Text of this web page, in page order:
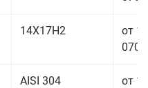
14Х17Н2
от
AISI 304
от